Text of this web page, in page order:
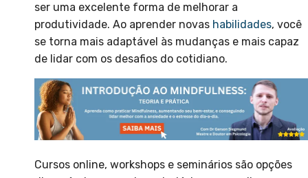
ser uma excelente forma de melhorar a
produtividade. Ao aprender novas habilidades, você
se torna mais adaptável às mudanças e mais capaz
de lidar com os desafios do cotidiano.
Cursos online, workshops e seminários são opções